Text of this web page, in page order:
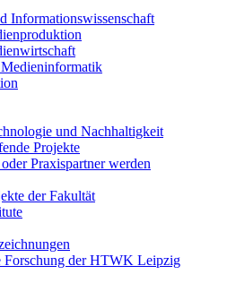
Informationswissenschaft
und Nachhaltigkeit
Projekte
Praxispartner werden
der Fakultät
Forschung der HTWK Leipzig